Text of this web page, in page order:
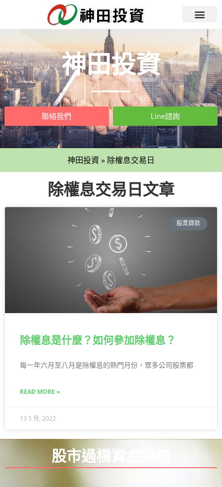
神田投資
聯絡我們 Line諮詢
神田投資 » 除權息交易日
除權息交易日文章
股票貸款
除權息是什麼？如何參加除權息？
每一年六月至八月是除權息的熱門月份，眾多公司股票都
READ MORE »
13 5 月, 2022
股市過橋資金須知